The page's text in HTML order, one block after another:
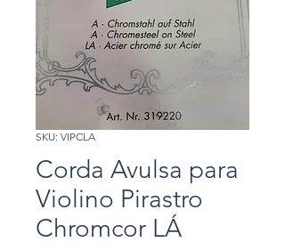
SKU: VIPCLA
Corda Avulsa para
Violino Pirastro
Chromcor LÁ